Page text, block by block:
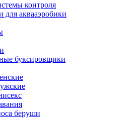
контроля
для аквааэробики
буксировщики
беруши